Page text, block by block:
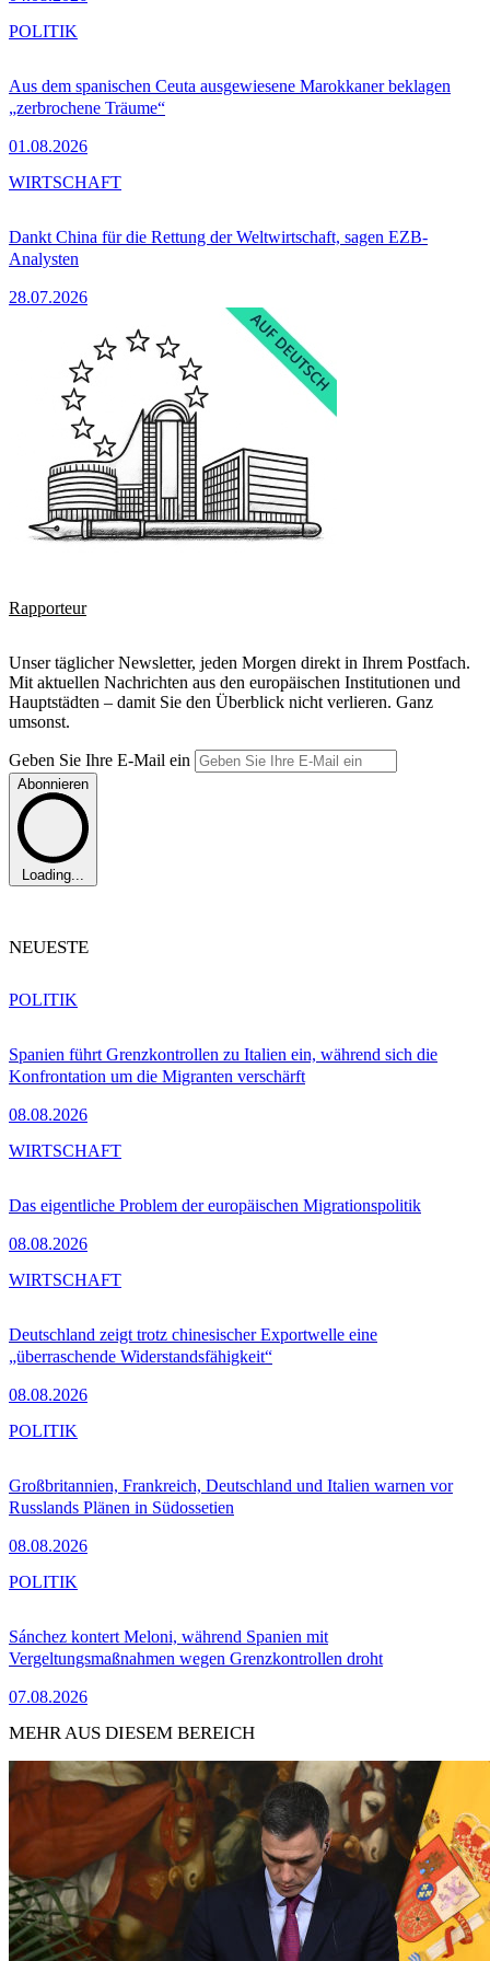
Aus dem spanischen Ceuta ausgewiesene Marokkaner beklagen
„zerbrochene Träume“
01.08.2026
POLITIK
Dankt China für die Rettung der Weltwirtschaft, sagen EZB-
Analysten
28.07.2026
WIRTSCHAFT
Rapporteur
Unser täglicher Newsletter, jeden Morgen direkt in Ihrem Postfach.
Mit aktuellen Nachrichten aus den europäischen Institutionen und
Hauptstädten – damit Sie den Überblick nicht verlieren. Ganz
umsonst.
Geben Sie Ihre E-Mail ein
Abonnieren
Loading...
NEUESTE
Spanien führt Grenzkontrollen zu Italien ein, während sich die
Konfrontation um die Migranten verschärft
08.08.2026
POLITIK
Das eigentliche Problem der europäischen Migrationspolitik
08.08.2026
WIRTSCHAFT
Deutschland zeigt trotz chinesischer Exportwelle eine
„überraschende Widerstandsfähigkeit“
08.08.2026
WIRTSCHAFT
Großbritannien, Frankreich, Deutschland und Italien warnen vor
Russlands Plänen in Südossetien
08.08.2026
POLITIK
Sánchez kontert Meloni, während Spanien mit
Vergeltungsmaßnahmen wegen Grenzkontrollen droht
07.08.2026
POLITIK
MEHR AUS DIESEM BEREICH